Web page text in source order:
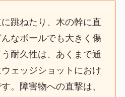
跳ねたり、木の幹に直
なボールでも大きく傷
耐久性は、あくまで通
ェッジショットにおけ
。障害物への直撃は、